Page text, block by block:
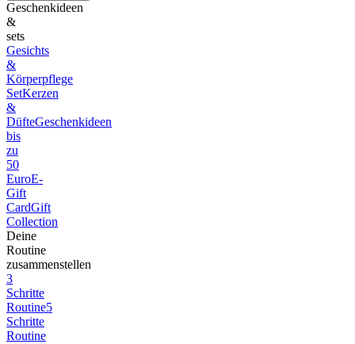
Geschenkideen
&
sets
Gesichts
&
Körperpflege
SetKerzen
&
DüfteGeschenkideen
bis
zu
50
EuroE-
Gift
CardGift
Collection
Deine
Routine
zusammenstellen
3
Schritte
Routine5
Schritte
Routine